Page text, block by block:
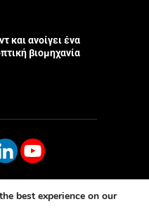
και ανοίγει ένα
βιομηχανία
best experience on our